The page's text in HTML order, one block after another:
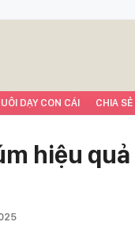
DẠY CON CÁI CHIA
hiệu